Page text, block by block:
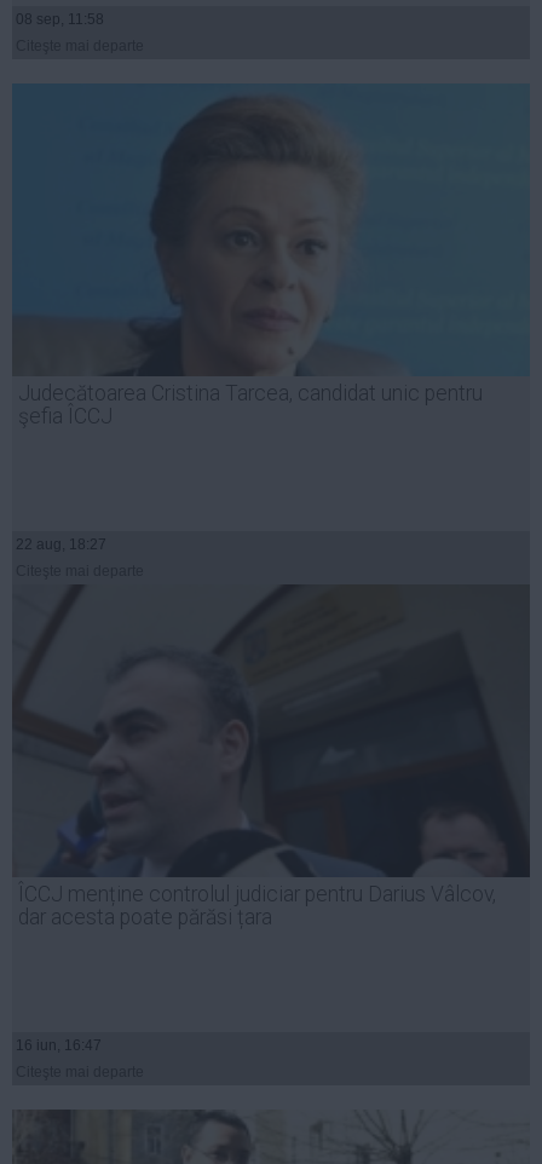
08 sep, 11:58
Judecătoarea Cristina Tarcea, candidat unic pentru
şefia ÎCCJ
22 aug, 18:27
ÎCCJ menține controlul judiciar pentru Darius Vâlcov,
dar acesta poate părăsi țara
16 iun, 16:47